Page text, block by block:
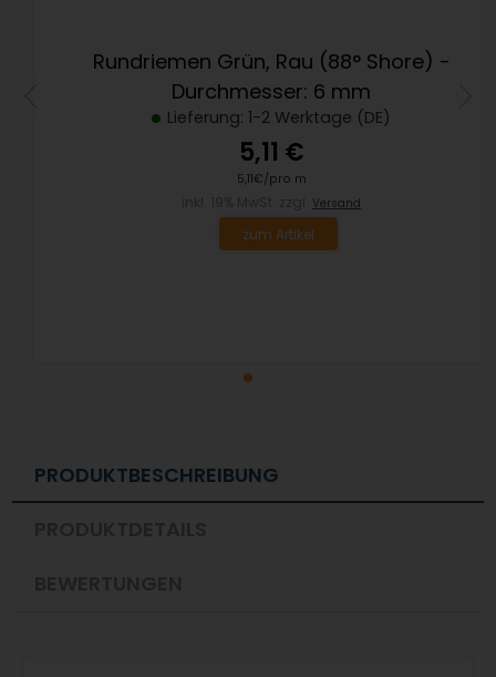
Rundriemen Grün, Rau (88° Shore) -
Durchmesser: 6 mm
Lieferung: 1-2 Werktage (DE)
5,11 €
5,11€/pro m
Versand
zum Artikel
PRODUKTBESCHREIBUNG